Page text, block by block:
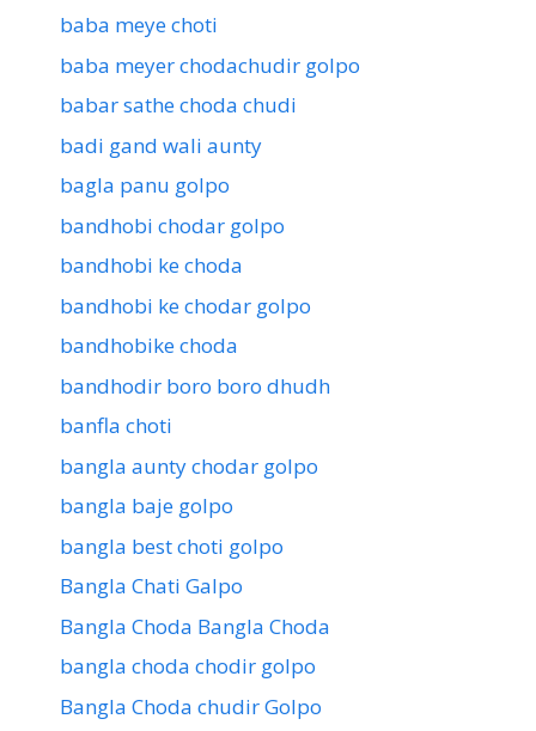
baba meye choti
baba meyer chodachudir golpo
babar sathe choda chudi
badi gand wali aunty
bagla panu golpo
bandhobi chodar golpo
bandhobi ke choda
bandhobi ke chodar golpo
bandhobike choda
bandhodir boro boro dhudh
banfla choti
bangla aunty chodar golpo
bangla baje golpo
bangla best choti golpo
Bangla Chati Galpo
Bangla Choda Bangla Choda
bangla choda chodir golpo
Bangla Choda chudir Golpo